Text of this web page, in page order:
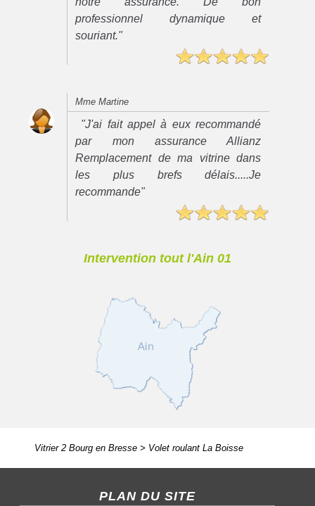
professionnel dynamique et
souriant."
Mme Martine
"J'ai fait appel à eux recommandé
par mon assurance Allianz
Remplacement de ma vitrine dans
les plus brefs délais.....Je
recommande"
Intervention tout l'Ain 01
Vitrier 2 Bourg en Bresse> Volet roulant La Boisse
PLAN DU SITE